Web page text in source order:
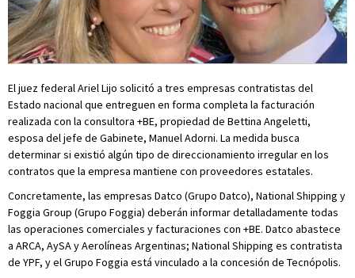
El juez federal Ariel Lijo solicitó a tres empresas contratistas del
Estado nacional que entreguen en forma completa la facturación
realizada con la consultora +BE, propiedad de Bettina Angeletti,
esposa del jefe de Gabinete, Manuel Adorni. La medida busca
determinar si existió algún tipo de direccionamiento irregular en los
contratos que la empresa mantiene con proveedores estatales.
Concretamente, las empresas Datco (Grupo Datco), National Shipping y
Foggia Group (Grupo Foggia) deberán informar detalladamente todas
las operaciones comerciales y facturaciones con +BE. Datco abastece
a ARCA, AySA y Aerolíneas Argentinas; National Shipping es contratista
de YPF, y el Grupo Foggia está vinculado a la concesión de Tecnópolis.